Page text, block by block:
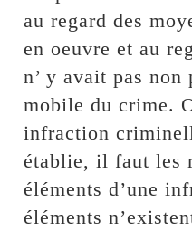
au regard des
en oeuvre et au
n’ y avait pas non
mobile du crime.
infraction
établie, il faut les
éléments d’une
éléments